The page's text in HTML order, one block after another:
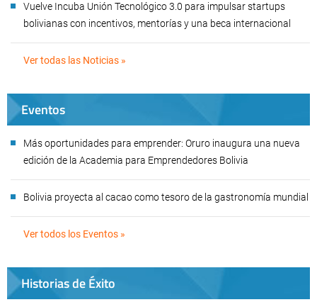
Vuelve Incuba Unión Tecnológico 3.0 para impulsar startups
bolivianas con incentivos, mentorías y una beca internacional
Ver todas las Noticias »
Eventos
Más oportunidades para emprender: Oruro inaugura una nueva
edición de la Academia para Emprendedores Bolivia
Bolivia proyecta al cacao como tesoro de la gastronomía mundial
Ver todos los Eventos »
Historias de Éxito